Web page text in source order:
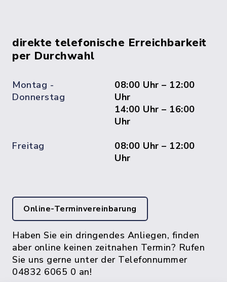
direkte telefonische Erreichbarkeit
per Durchwahl
Montag -
Donnerstag
08:00 Uhr – 12:00
Uhr
14:00 Uhr – 16:00
Uhr
Freitag
08:00 Uhr – 12:00
Uhr
Online-Terminvereinbarung
Haben Sie ein dringendes Anliegen, finden
aber online keinen zeitnahen Termin? Rufen
Sie uns gerne unter der Telefonnummer
04832 6065 0 an!